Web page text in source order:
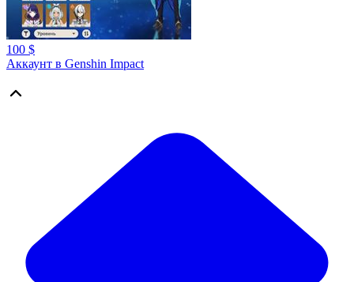
100 $
Аккаунт в Genshin Impact